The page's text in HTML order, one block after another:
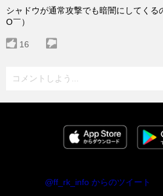
シャドウが通常攻撃でも暗闇にしてくる
O￣）
16
コメントしよう...
@ff_rk_info からのツイート